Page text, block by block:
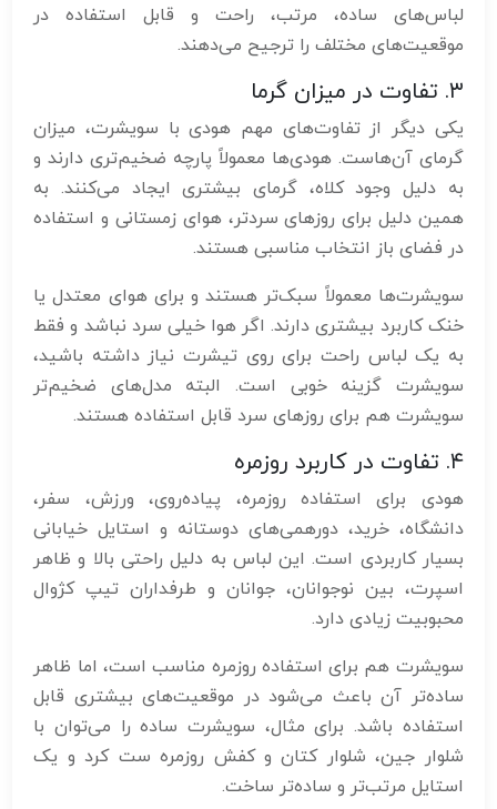
لباس‌های ساده، مرتب، راحت و قابل استفاده در
موقعیت‌های مختلف را ترجیح می‌دهند.
۳. تفاوت در میزان گرما
یکی دیگر از تفاوت‌های مهم هودی با سویشرت، میزان
گرمای آن‌هاست. هودی‌ها معمولاً پارچه ضخیم‌تری دارند و
به دلیل وجود کلاه، گرمای بیشتری ایجاد می‌کنند. به
همین دلیل برای روزهای سردتر، هوای زمستانی و استفاده
در فضای باز انتخاب مناسبی هستند.
سویشرت‌ها معمولاً سبک‌تر هستند و برای هوای معتدل یا
خنک کاربرد بیشتری دارند. اگر هوا خیلی سرد نباشد و فقط
به یک لباس راحت برای روی تیشرت نیاز داشته باشید،
سویشرت گزینه خوبی است. البته مدل‌های ضخیم‌تر
سویشرت هم برای روزهای سرد قابل استفاده هستند.
۴. تفاوت در کاربرد روزمره
هودی برای استفاده روزمره، پیاده‌روی، ورزش، سفر،
دانشگاه، خرید، دورهمی‌های دوستانه و استایل خیابانی
بسیار کاربردی است. این لباس به دلیل راحتی بالا و ظاهر
اسپرت، بین نوجوانان، جوانان و طرفداران تیپ کژوال
محبوبیت زیادی دارد.
سویشرت هم برای استفاده روزمره مناسب است، اما ظاهر
ساده‌تر آن باعث می‌شود در موقعیت‌های بیشتری قابل
استفاده باشد. برای مثال، سویشرت ساده را می‌توان با
شلوار جین، شلوار کتان و کفش روزمره ست کرد و یک
استایل مرتب‌تر و ساده‌تر ساخت.